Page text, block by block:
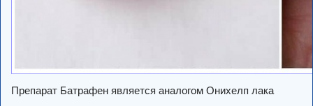
Препарат Батрафен является аналогом Онихелп лака